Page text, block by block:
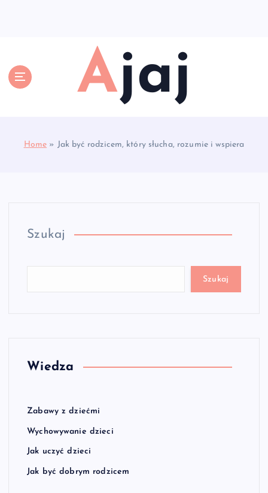
Ajaj
Home » Jak być rodzicem, który słucha, rozumie i wspiera
Szukaj
Szukaj
Wiedza
Zabawy z dziećmi
Wychowywanie dzieci
Jak uczyć dzieci
Jak być dobrym rodzicem